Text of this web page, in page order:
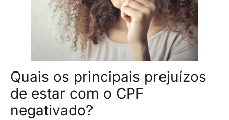
Quais os principais prejuízos
de estar com o CPF
negativado?